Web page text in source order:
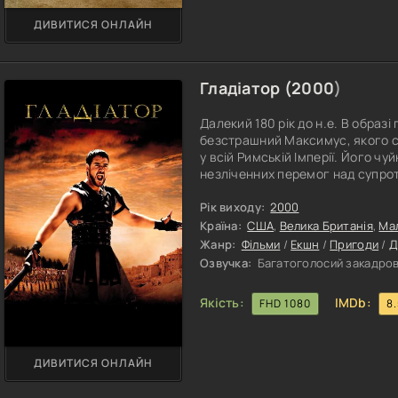
ДИВИТИСЯ ОНЛАЙН
Гладіатор (2000)
Далекий 180 рік до н.е. В
безстрашний Максимус, якого
у всій Римській Імперії. Його
незліченних перемог над
прагнув у найближчому
улюбленця, вважаючи Коммода,
Рік виходу: 2000
Країна: США, Велика Британія,
Жанр: Фільми / Екшн / Пригоди /
Озвучка: Багатоголосий
Якість: FHD 1080 IMDb:
ДИВИТИСЯ ОНЛАЙН